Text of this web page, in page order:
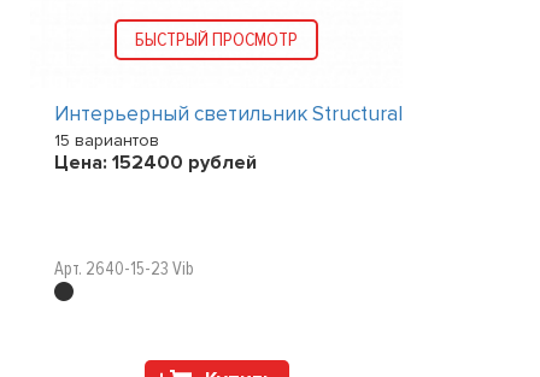
БЫСТРЫЙ ПРОСМОТР
Интерьерный светильник Structural
15 вариантов
Цена: 152400 рублей
Арт. 2640-15-23 Vib